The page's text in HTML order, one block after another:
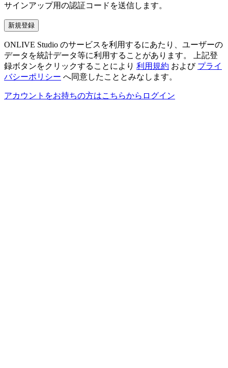
サインアップ用の認証コードを送信します。
新規登録
ONLIVE Studio のサービスを利用するにあたり、ユーザーの
データを統計データ等に利用することがあります。 上記登
録ボタンをクリックすることにより 利用規約 および プライ
バシーポリシー へ同意したこととみなします。
アカウントをお持ちの方はこちらからログイン